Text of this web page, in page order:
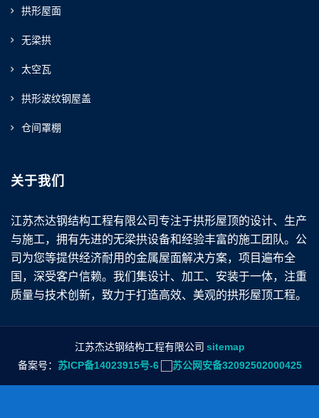
拱形屋面
无梁拱
太空瓦
拱形波纹钢屋盖
仓间罩棚
关于我们
江苏杰达钢结构工程有限公司专注于拱形屋顶的设计、生产
与施工，拥有先进的无梁拱设备和经验丰富的施工团队。公
司为您等提供经济耐用的金属屋面解决方案，项目遍布全
国，深受客户信赖。我们集设计、加工、安装于一体，注重
质量与技术创新，致力于打造高效、美观的拱形屋顶工程。
江苏杰达钢结构工程有限公司 sitemap
备案号： 苏ICP备14023915号-6 苏公网安备32092502000425